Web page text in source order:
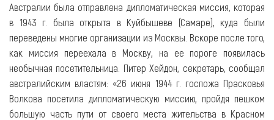
Австралии была отправлена дипломатическая миссия, которая
в 1943 г. была открыта в Куйбышеве (Самаре), куда были
переведены многие организации из Москвы. Вскоре после того,
как миссия переехала в Москву, на ее пороге появилась
необычная посетительница. Питер Хейдон, секретарь, сообщал
австралийским властям: «26 июня 1944 г. госпожа Прасковья
Волкова посетила дипломатическую миссию, пройдя пешком
большую часть пути от своего места жительства в Красном